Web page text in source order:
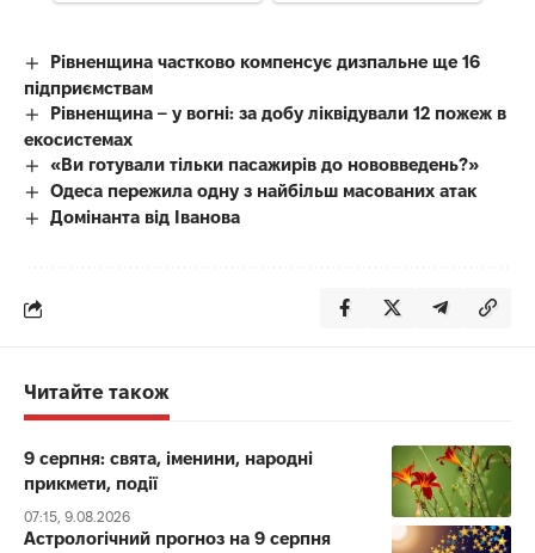
Рівненщина частково компенсує дизпальне ще 16
підприємствам
Рівненщина – у вогні: за добу ліквідували 12 пожеж в
екосистемах
«Ви готували тільки пасажирів до нововведень?»
Одеса пережила одну з найбільш масованих атак
Домінанта від Іванова
Читайте також
9 серпня: свята, іменини, народні
прикмети, події
07:15, 9.08.2026
Астрологічний прогноз на 9 серпня